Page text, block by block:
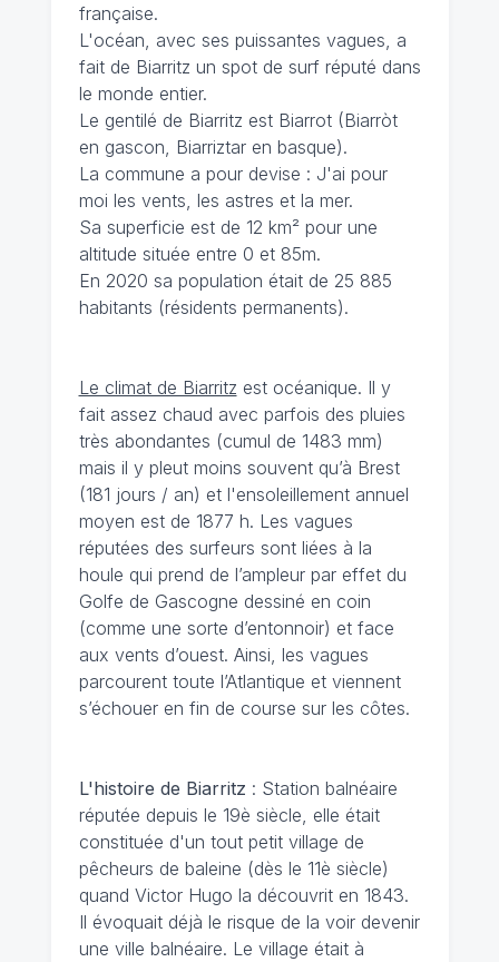
française.
L'océan, avec ses puissantes vagues, a
fait de Biarritz un spot de surf réputé dans
le monde entier.
Le gentilé de Biarritz est Biarrot (Biarròt
en gascon, Biarriztar en basque).
La commune a pour devise : J'ai pour
moi les vents, les astres et la mer.
Sa superficie est de 12 km² pour une
altitude située entre 0 et 85m.
En 2020 sa population était de 25 885
habitants (résidents permanents).
Le climat de Biarritz est océanique. Il y
fait assez chaud avec parfois des pluies
très abondantes (cumul de 1483 mm)
mais il y pleut moins souvent qu’à Brest
(181 jours / an) et l'ensoleillement annuel
moyen est de 1877 h. Les vagues
réputées des surfeurs sont liées à la
houle qui prend de l’ampleur par effet du
Golfe de Gascogne dessiné en coin
(comme une sorte d’entonnoir) et face
aux vents d’ouest. Ainsi, les vagues
parcourent toute l’Atlantique et viennent
s’échouer en fin de course sur les côtes.
L'histoire de Biarritz : Station balnéaire
réputée depuis le 19è siècle, elle était
constituée d'un tout petit village de
pêcheurs de baleine (dès le 11è siècle)
quand Victor Hugo la découvrit en 1843.
Il évoquait déjà le risque de la voir devenir
une ville balnéaire. Le village était à